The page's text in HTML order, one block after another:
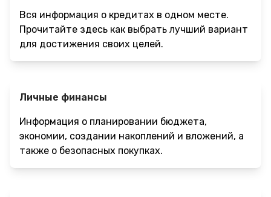
Вся информация о кредитах в одном месте.
Прочитайте здесь как выбрать лучший вариант
для достижения своих целей.
Личные финансы
Информация о планировании бюджета,
экономии, создании накоплений и вложений, а
также о безопасных покупках.